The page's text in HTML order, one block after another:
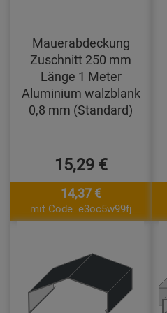
Mauerabdeckung
Zuschnitt 250 mm
Länge 1 Meter
Aluminium walzblank
0,8 mm (Standard)
15,29 €
14,37 €
mit Code: e3oc5w99fj